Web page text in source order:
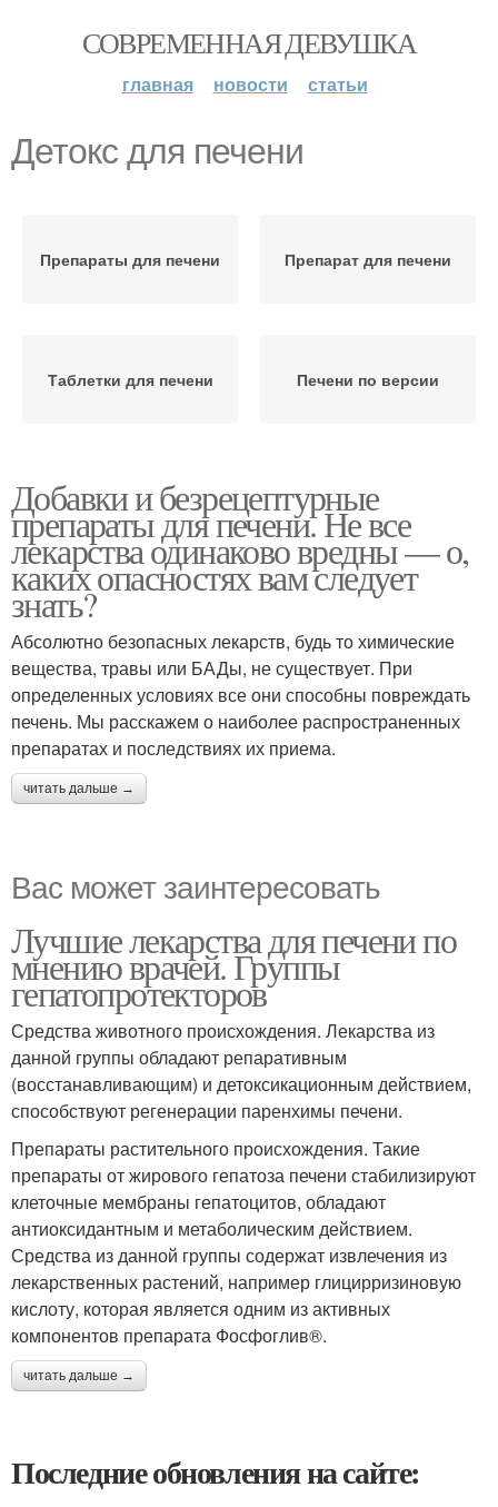
СОВРЕМЕННАЯ ДЕВУШКА
главная новости статьи
Детокс для печени
Препараты для печени Препарат для печени
Таблетки для печени Печени по версии
Добавки и безрецептурные
препараты для печени. Не все
лекарства одинаково вредны — о,
каких опасностях вам следует
знать?
Абсолютно безопасных лекарств, будь то химические
вещества, травы или БАДы, не существует. При
определенных условиях все они способны повреждать
печень. Мы расскажем о наиболее распространенных
препаратах и последствиях их приема.
читать дальше →
Вас может заинтересовать
Лучшие лекарства для печени по
мнению врачей. Группы
гепатопротекторов
Средства животного происхождения. Лекарства из
данной группы обладают репаративным
(восстанавливающим) и детоксикационным действием,
способствуют регенерации паренхимы печени.
Препараты растительного происхождения. Такие
препараты от жирового гепатоза печени стабилизируют
клеточные мембраны гепатоцитов, обладают
антиоксидантным и метаболическим действием.
Средства из данной группы содержат извлечения из
лекарственных растений, например глицирризиновую
кислоту, которая является одним из активных
компонентов препарата Фосфоглив®.
читать дальше →
Последние обновления на сайте: